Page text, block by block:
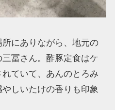
にありながら、地元の
冨さん。酢豚定食はケ
ていて、あんのとろみ
しいたけの香りも印象